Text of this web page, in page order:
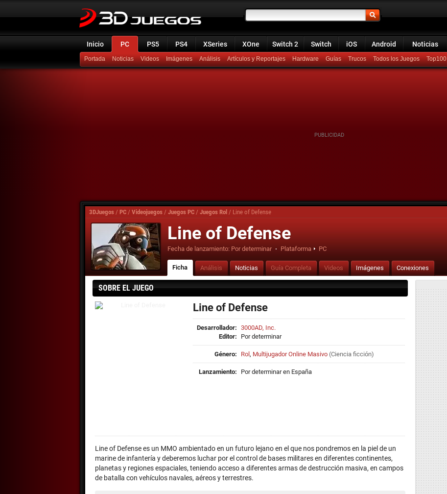
Inicio PC PS5 PS4 XSeries XOne Switch 2 Switch iOS Android Noticias
Portada Noticias Videos Imágenes Análisis Artículos y Reportajes Hardware Guías Trucos Todos los Juegos Top100
3DJuegos / PC / Videojuegos / Juegos PC / Juegos Rol / Line of Defense
Line of Defense
Fecha de lanzamiento: Por determinar · Plataforma PC
Ficha Análisis Noticias Guía Completa Videos Imágenes Conexiones
SOBRE EL JUEGO
Line of Defense
Desarrollador: 3000AD, Inc.
Editor:
Por determinar
Género: Rol , Multijugador Online Masivo (Ciencia ficción)
Lanzamiento: Por determinar en España
Line of Defense es un MMO ambientado en un futuro lejano en el que nos pondremos en la piel de un
marine de infantería y deberemos luchar por el control de bases militares en diferentes continentes,
planetas y regiones espaciales, teniendo acceso a diferentes armas de destrucción masiva, en campos
de batalla con vehículos navales, aéreos y terrestres.